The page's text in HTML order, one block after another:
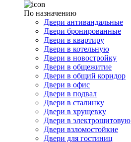
По назначению
Двери антивандальные
Двери бронированные
Двери в квартиру
Двери в котельную
Двери в новостройку
Двери в общежитие
Двери в общий коридор
Двери в офис
Двери в подвал
Двери в сталинку
Двери в хрущевку
Двери в электрощитовую
Двери взломостойкие
Двери для гостиниц